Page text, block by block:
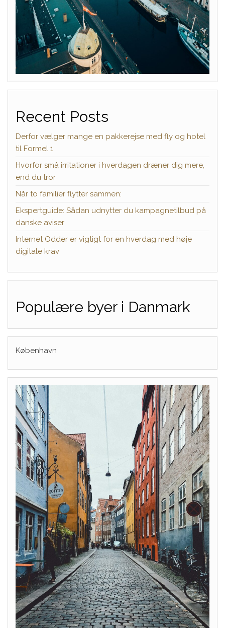
Recent Posts
Derfor vælger mange en pakkerejse med fly og hotel
til Formel 1
Hvorfor små irritationer i hverdagen dræner dig mere,
end du tror
Når to familier flytter sammen:
Ekspertguide: Sådan udnytter du kampagnetilbud på
danske aviser
Internet Odder er vigtigt for en hverdag med høje
digitale krav
Populære byer i Danmark
København